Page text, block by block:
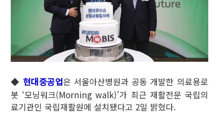
◆ 현대중공업은 서울아산병원과 공동 개발한 의료용로
봇 ‘모닝워크(Morning walk)’가 최근 재활전문 국립의
료기관인 국립재활원에 설치됐다고 2일 밝혔다.